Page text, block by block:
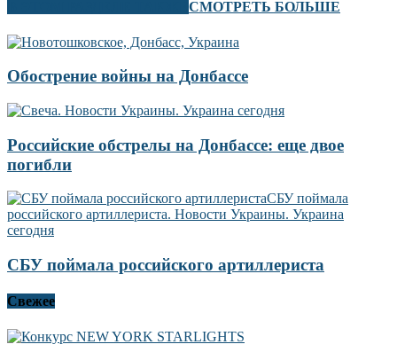
СМОТРЕТЬ БОЛЬШЕ
Обострение войны на Донбассе
Российские обстрелы на Донбассе: еще двое
погибли
СБУ поймала российского артиллериста
Свежее